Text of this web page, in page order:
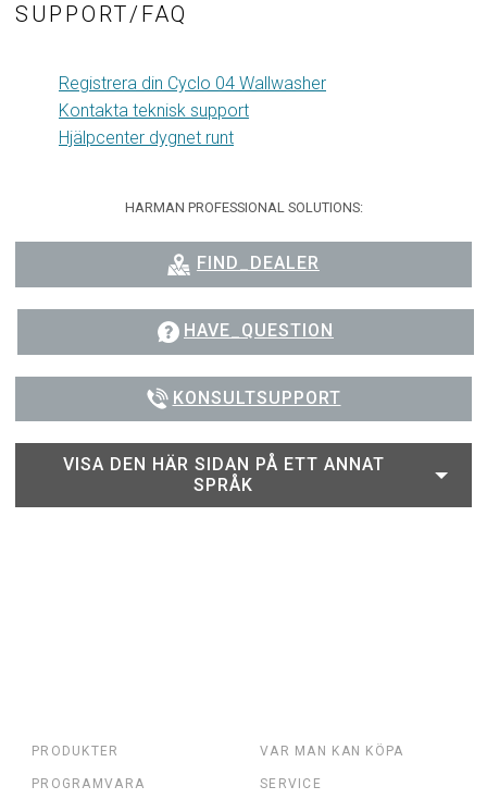
SUPPORT/FAQ
Registrera din Cyclo 04 Wallwasher
Kontakta teknisk support
Hjälpcenter dygnet runt
HARMAN PROFESSIONAL SOLUTIONS:
FIND_DEALER
HAVE_QUESTION
KONSULTSUPPORT
VISA DEN HÄR SIDAN PÅ ETT ANNAT
SPRÅK
PRODUKTER
PROGRAMVARA
VAR MAN KAN KÖPA
SERVICE